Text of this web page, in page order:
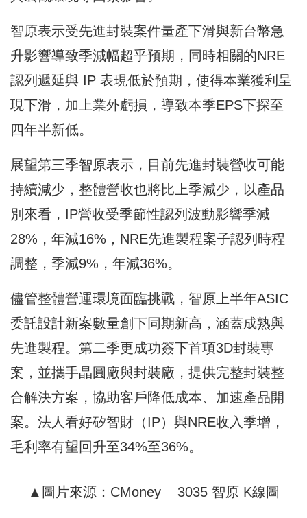
智原表示受先進封裝案件量產下滑與新台幣急
升影響導致季減幅超乎預期，同時相關的NRE
認列遞延與 IP 表現低於預期，使得本業獲利呈
現下滑，加上業外虧損，導致本季EPS下探至
四年半新低。
展望第三季智原表示，目前先進封裝營收可能
持續減少，整體營收也將比上季減少，以產品
別來看，IP營收受季節性認列波動影響季減
28%，年減16%，NRE先進製程案子認列時程
調整，季減9%，年減36%。
儘管整體營運環境面臨挑戰，智原上半年ASIC
委託設計新案數量創下同期新高，涵蓋成熟與
先進製程。第二季更成功簽下首項3D封裝專
案，並攜手晶圓廠與封裝廠，提供完整封裝整
合解決方案，協助客戶降低成本、加速產品開
案。法人看好矽智財（IP）與NRE收入季增，
毛利率有望回升至34%至36%。
▲圖片來源：CMoney 3035 智原 K線圖